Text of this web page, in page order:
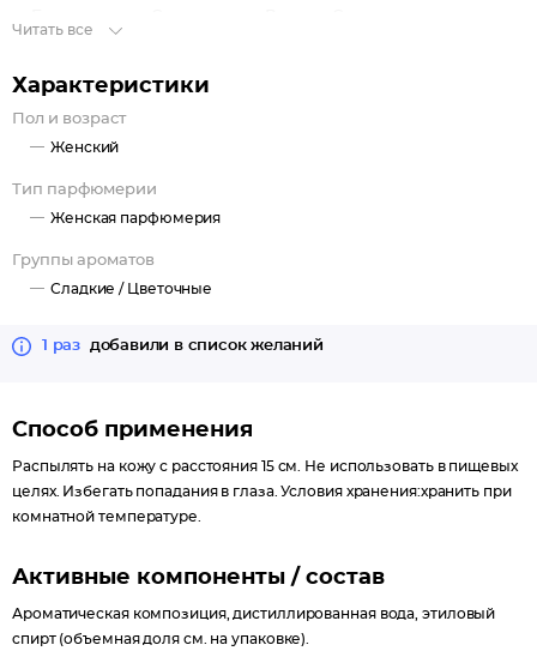
Читать все
Характеристики
Пол и возраст
Женский
Тип парфюмерии
Женская парфюмерия
Группы ароматов
Сладкие / Цветочные
1 раз добавили в список желаний
Способ применения
Распылять на кожу с расстояния 15 см. Не использовать в пищевых
целях. Избегать попадания в глаза. Условия хранения:хранить при
комнатной температуре.
Активные компоненты / состав
Ароматическая композиция, дистиллированная вода, этиловый
спирт (объемная доля см. на упаковке).